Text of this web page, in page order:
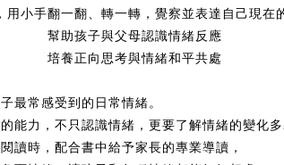
用小手翻一翻、轉一轉，覺察並表達自己現在
幫助孩子與父母認識情緒反應
培養正向思考與情緒和平共處
最常感受到的日常情緒。
能力，不只認識情緒，更要了解情緒的變化多
讀時，配合書中給予家長的專業導讀，